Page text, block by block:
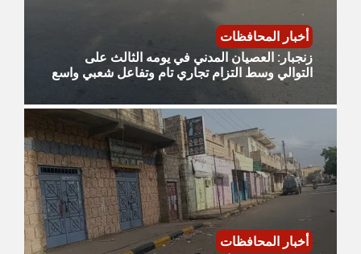
أخبار المحافظات
زنجبار: العصيان المدني في يومه الثالث على
التوالي وسط التزام تجاري تام وتفاعل شعبي واسع
أخبار المحافظات